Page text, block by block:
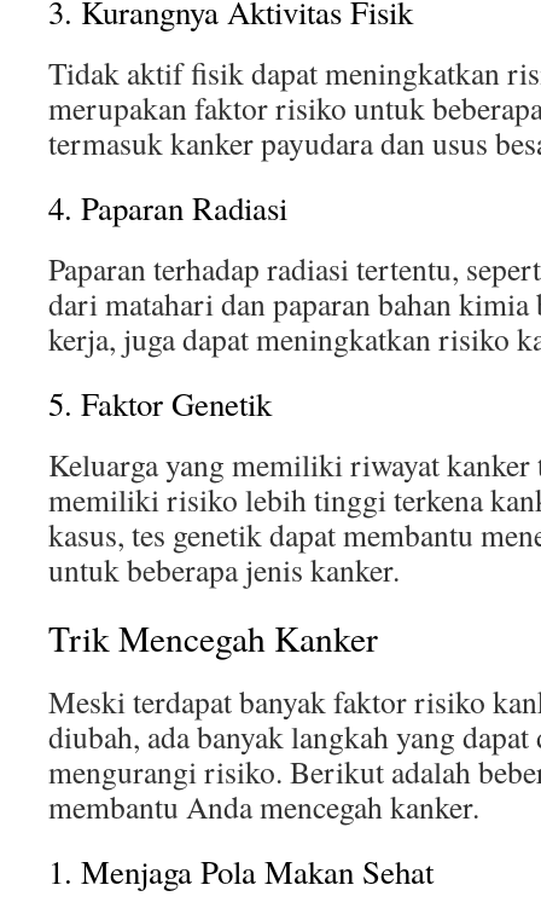
3. Kurangnya Aktivitas Fisik
Tidak aktif fisik dapat meningkatkan
merupakan faktor risiko untuk
termasuk kanker payudara dan usus
4. Paparan Radiasi
Paparan terhadap radiasi tertentu,
dari matahari dan paparan bahan kimia
kerja, juga dapat meningkatkan risiko
5. Faktor Genetik
Keluarga yang memiliki riwayat kanker
memiliki risiko lebih tinggi terkena
kasus, tes genetik dapat membantu
untuk beberapa jenis kanker.
Trik Mencegah Kanker
Meski terdapat banyak faktor risiko
diubah, ada banyak langkah yang
mengurangi risiko. Berikut adalah
membantu Anda mencegah kanker.
1. Menjaga Pola Makan Sehat